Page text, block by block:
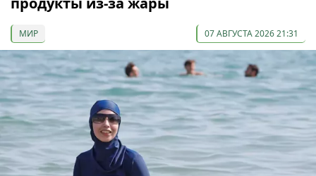
МИР 07 АВГУСТА 2026 21:31